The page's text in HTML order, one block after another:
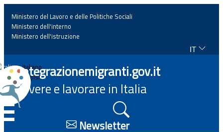
Home
News
Approfondimenti
Ministero del Lavoro e delle Politiche Sociali
Ministero dell'interno
Ministero dell'istruzione
IT
Italiano
English
Integrazionemigranti.gov.it
Vivere e lavorare in Italia
Newsletter